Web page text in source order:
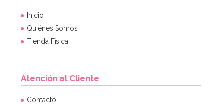
Fondant Azul Océano 250 gr - FunCakes
Inicio
Quiénes Somos
Tienda Física
Atención al Cliente
Contacto